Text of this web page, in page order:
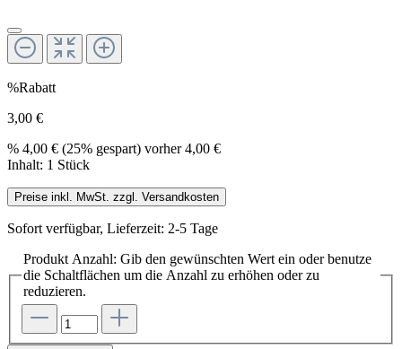
%Rabatt
3,00 €
% 4,00 € (25% gespart) vorher 4,00 €
Inhalt: 1 Stück
Preise inkl. MwSt. zzgl. Versandkosten
Sofort verfügbar, Lieferzeit: 2-5 Tage
Produkt Anzahl: Gib den gewünschten Wert ein oder benutze
die Schaltflächen um die Anzahl zu erhöhen oder zu
reduzieren.